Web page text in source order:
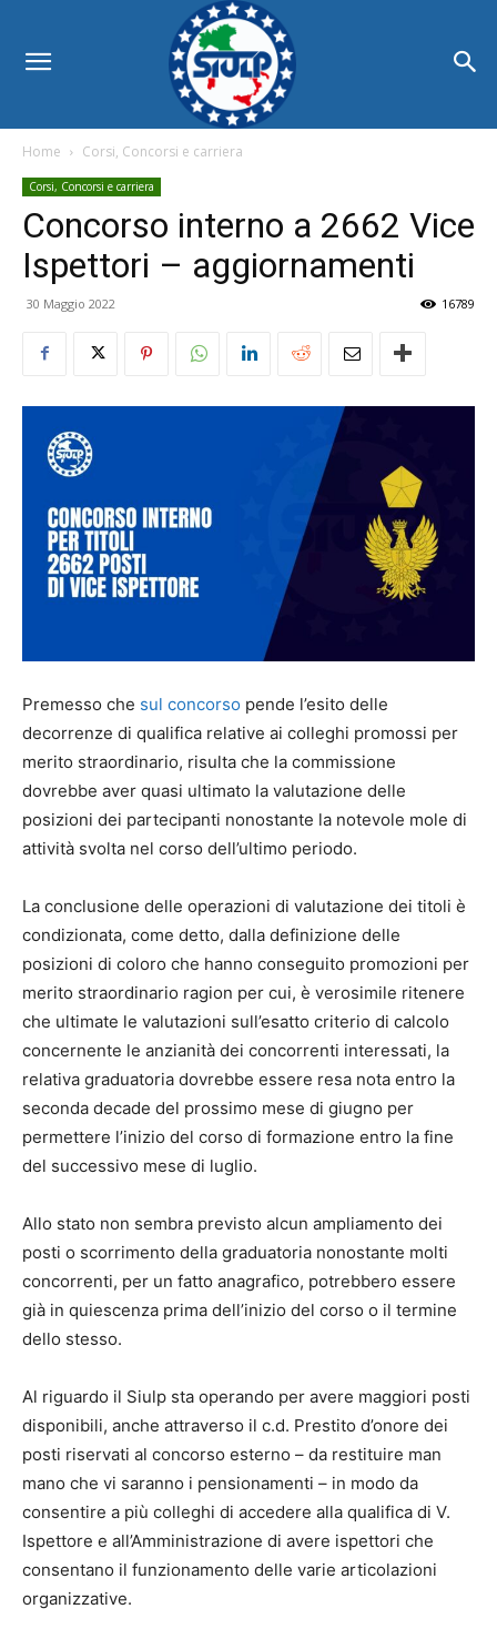
Home Corsi, Concorsi e carriera
Corsi, Concorsi e carriera
Concorso interno a 2662 Vice
Ispettori – aggiornamenti
30 Maggio 2022 16789
Premesso che sul concorso pende l’esito delle
decorrenze di qualifica relative ai colleghi promossi per
merito straordinario, risulta che la commissione
dovrebbe aver quasi ultimato la valutazione delle
posizioni dei partecipanti nonostante la notevole mole di
attività svolta nel corso dell’ultimo periodo.
La conclusione delle operazioni di valutazione dei titoli è
condizionata, come detto, dalla definizione delle
posizioni di coloro che hanno conseguito promozioni per
merito straordinario ragion per cui, è verosimile ritenere
che ultimate le valutazioni sull’esatto criterio di calcolo
concernente le anzianità dei concorrenti interessati, la
relativa graduatoria dovrebbe essere resa nota entro la
seconda decade del prossimo mese di giugno per
permettere l’inizio del corso di formazione entro la fine
del successivo mese di luglio.
Allo stato non sembra previsto alcun ampliamento dei
posti o scorrimento della graduatoria nonostante molti
concorrenti, per un fatto anagrafico, potrebbero essere
già in quiescenza prima dell’inizio del corso o il termine
dello stesso.
Al riguardo il Siulp sta operando per avere maggiori posti
disponibili, anche attraverso il c.d. Prestito d’onore dei
posti riservati al concorso esterno – da restituire man
mano che vi saranno i pensionamenti – in modo da
consentire a più colleghi di accedere alla qualifica di V.
Ispettore e all’Amministrazione di avere ispettori che
consentano il funzionamento delle varie articolazioni
organizzative.